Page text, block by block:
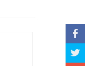
b
a